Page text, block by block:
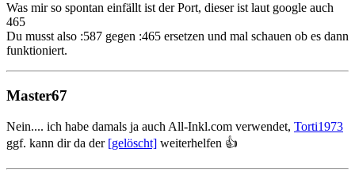
Was mir so spontan einfällt ist der Port, dieser ist laut google auch
465
Du musst also :587 gegen :465 ersetzen und mal schauen ob es dann
funktioniert.
Master67
Nein.... ich habe damals ja auch All-Inkl.com verwendet, Torti1973
ggf. kann dir da der [gelöscht] weiterhelfen 👍️